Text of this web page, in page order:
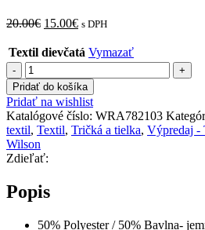
20.00€ Pôvodná
bola:
20.00€.
15.00€Aktuálna
je:
15.00€.
s DPH
Textil dievčatá Vymazať
množstvo
WILSON
G
FLORET
WHITE
Pridať do košíka
Pridať na wishlist
Katalógové číslo: WRA782103
textil, Textil, Tričká a tielka, Výpredaj -
Wilson
Zdieľať:
Popis
50% Polyester / 50% Bavlna-